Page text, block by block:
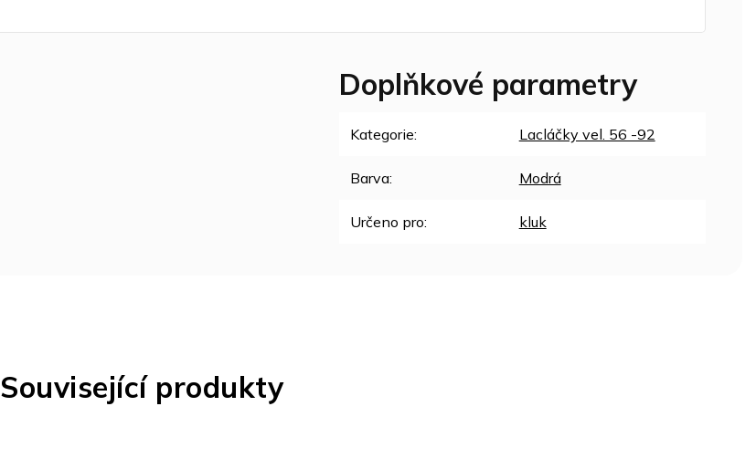
Související produkty
Doplňkové parametry
Kategorie: Lacláčky vel. 56 -92
Barva: Modrá
Určeno pro: kluk